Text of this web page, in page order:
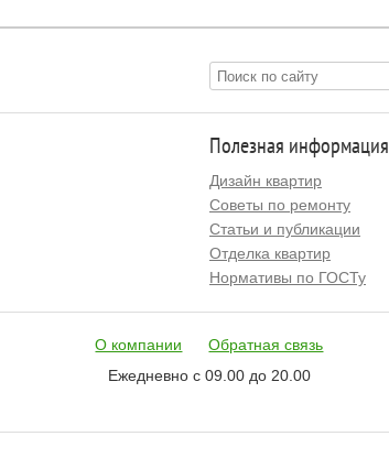
Полезная информация
Дизайн квартир
Советы по ремонту
Статьи и публикации
Отделка квартир
Нормативы по ГОСТу
О компании
Обратная связь
Ежедневно с 09.00 до 20.00